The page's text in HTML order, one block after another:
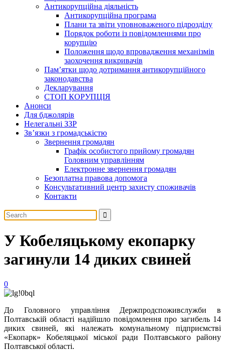
Антикорупційна діяльність
Антикорупційна програма
Плани та звіти уповноваженого підрозділу
Порядок роботи із повідомленнями про
корупцію
Положення щодо впровадження механізмів
заохочення викривачів
Пам’ятки щодо дотримання антикорупційного
законодавства
Декларування
СТОП КОРУПЦІЯ
Анонси
Для бджолярів
Нелегальні ЗЗР
Зв’язки з громадськістю
Звернення громадян
Графік особистого прийому громадян
Головним управлінням
Електронне звернення громадян
Безоплатна правова допомога
Консультативний центр захисту споживачів
Контакти
У Кобеляцькому екопарку
загинули 14 диких свиней
0
До Головного управління Держпродспоживслужби в
Полтавській області надійшло повідомлення про загибель 14
диких свиней, які належать комунальному підприємстві
«Екопарк» Кобеляцької міської ради Полтавського району
Полтавської області.